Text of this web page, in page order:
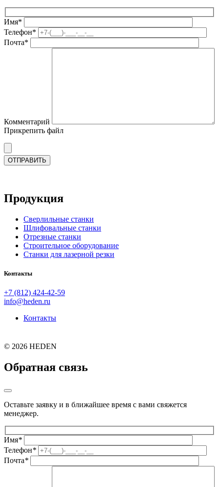
Имя*
Телефон*
Почта*
Комментарий
Прикрепить файл
Продукция
Сверлильные станки
Шлифовальные станки
Отрезные станки
Строительное оборудование
Станки для лазерной резки
Контакты
+7 (812) 424-42-59
info@heden.ru
Контакты
© 2026 HEDEN
Обратная связь
Оставьте заявку и в ближайшее время с вами свяжется
менеджер.
Имя*
Телефон*
Почта*